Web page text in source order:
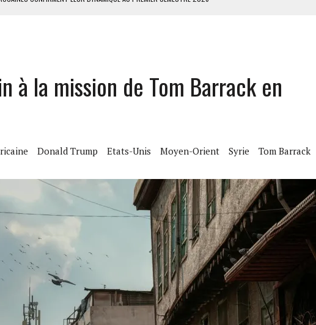
À DISSOUDRE L’ASSEMBLÉE EN 2026
DES VILLAGES S’OUVRE TIMIDEMENT
à la mission de Tom Barrack en
Donald Trump Etats-Unis Moyen-Orient Syrie
Tom Barrack